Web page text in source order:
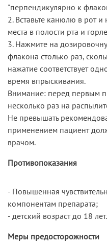
"перпендикулярно к
2. Вставьте канюлю в рот
места в полости рта и
3. Нажмите на
флакона столько раз,
нажатие соответствует
время впрыскивания.
Внимание: перед первым
несколько раз на
Не превышать
применением пациент
врачом.
Противопоказания
- Повышенная
компонентам препарата;
- детский возраст до 18 лет.
Меры предосторожности